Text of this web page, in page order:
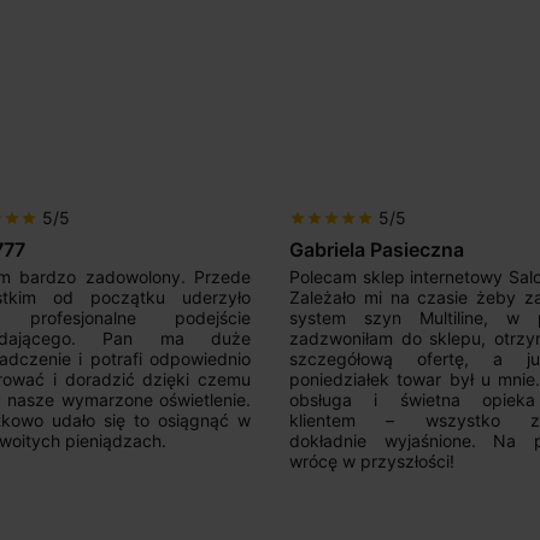
star star 5/5
Pasieczna
sklep internetowy SalonLED.
mi na czasie żeby zakupić
szyn Multiline, w piątek
do sklepu, otrzymałam
ofertę, a już w
towar był u mnie.Super
i świetna opieka nad
– wszystko zostało
wyjaśnione. Na pewno
star star star star star 5/5
Mir Por
Super sprzedawca!
razy i jestem zadowolony z
produktów. Wszystko
opisem, sprawna realizacja,
kontakt. Polecam.